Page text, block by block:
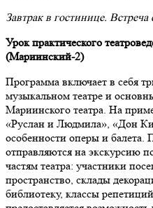
Завтрак в гостинице.
Урок практического
(Мариинский-2)
Программа включает в себя
музыкальном театре и
Мариинского театра. На
«Руслан и Людмила», «Дон
особенности оперы и балета.
отправляются на экскурсию
частям театра: участники
пространство, склады
библиотеку, классы